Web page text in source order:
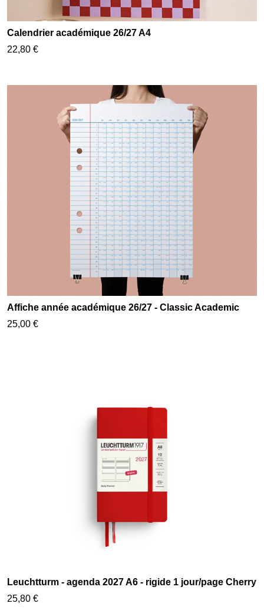
Calendrier académique 26/27 A4
22,80 €
Affiche année académique 26/27 - Classic Academic
25,00 €
Leuchtturm - agenda 2027 A6 - rigide 1 jour/page Cherry
25,80 €